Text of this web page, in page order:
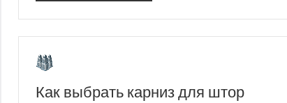
Как выбрать карниз для штор